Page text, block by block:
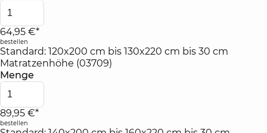
64,95 €*
bestellen
Standard: 120x200 cm bis 130x220 cm bis 30 cm
Matratzenhöhe (03709)
Menge
89,95 €*
bestellen